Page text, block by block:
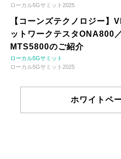
ローカル5Gサミット2025
【コーンズテクノロジー
ットワークテスタONA800
MTS5800のご紹介
ローカル5Gサミット
ローカル5Gサミット2025
ホワイトペ